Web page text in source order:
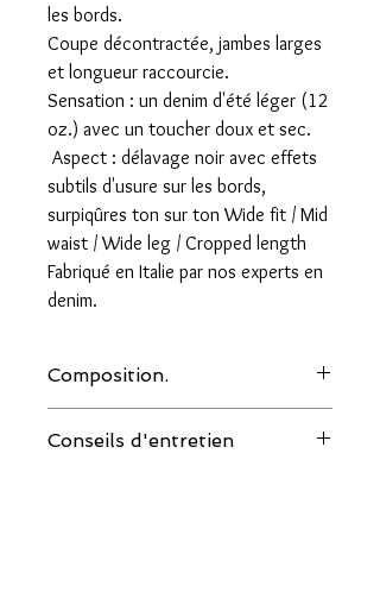
les bords.
Coupe décontractée, jambes larges
et longueur raccourcie.
Sensation : un denim d'été léger (12
oz.) avec un toucher doux et sec.
Aspect : délavage noir avec effets
subtils d'usure sur les bords,
surpiqûres ton sur ton Wide fit / Mid
waist / Wide leg / Cropped length
Fabriqué en Italie par nos experts en
denim.
Composition.
Conseils d'entretien